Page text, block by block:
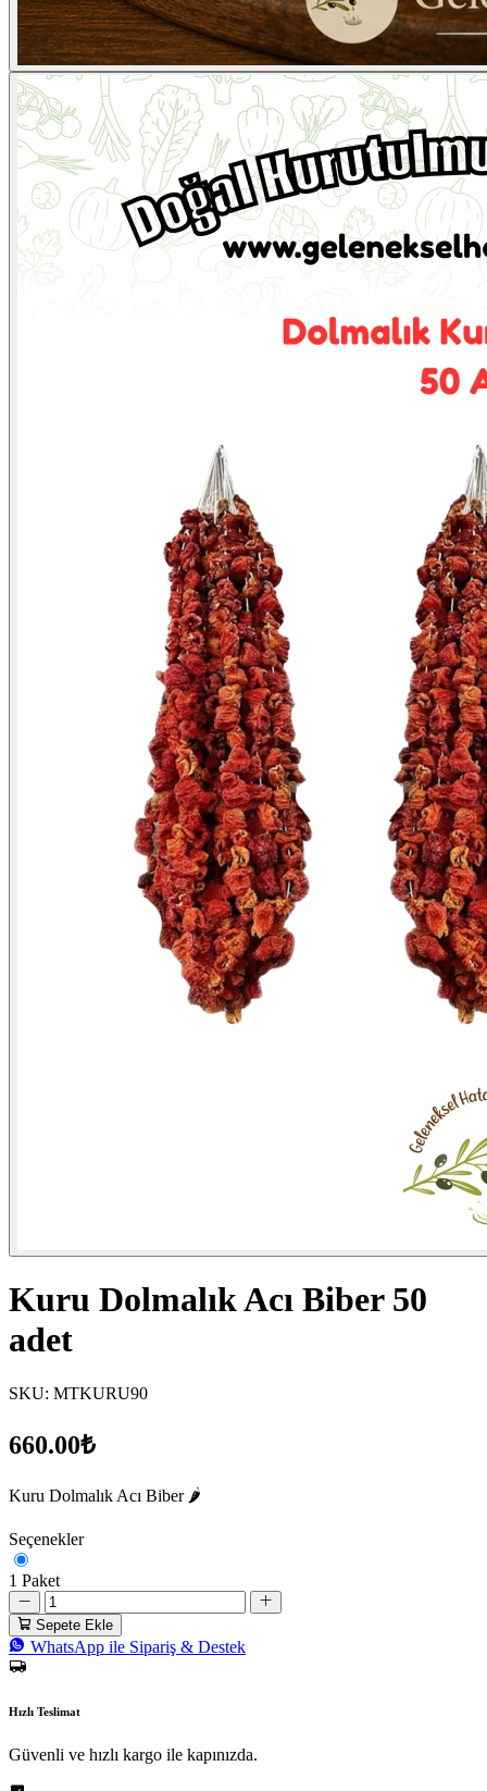
Kuru Dolmalık Acı Biber 50
adet
SKU: MTKURU90
660.00₺
Kuru Dolmalık Acı Biber 🌶️
Seçenekler
1 Paket
Sepete Ekle
WhatsApp ile Sipariş & Destek
Hızlı Teslimat
Güvenli ve hızlı kargo ile kapınızda.